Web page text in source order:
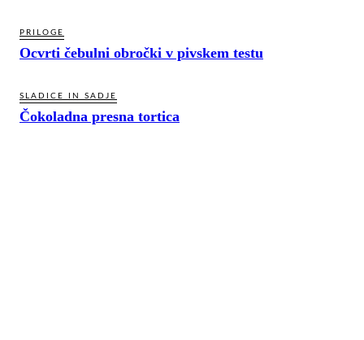
PRILOGE
Ocvrti čebulni obročki v pivskem testu
SLADICE IN SADJE
Čokoladna presna tortica